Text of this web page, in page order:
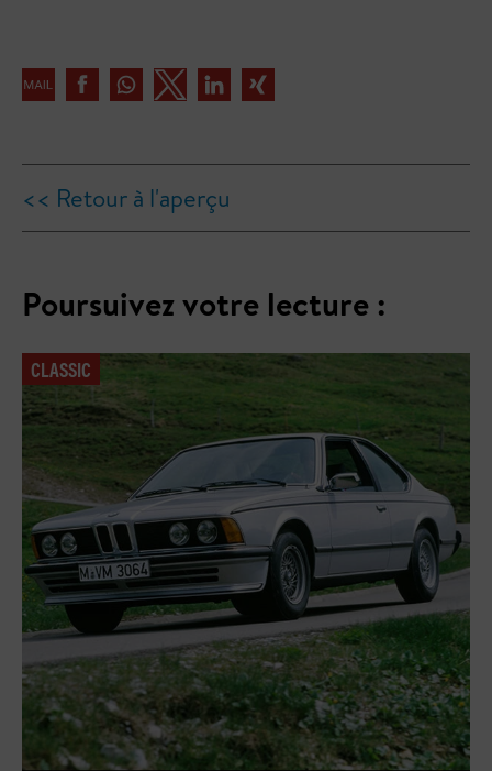
<< Retour à l'aperçu
Poursuivez votre lecture :
CLASSIC